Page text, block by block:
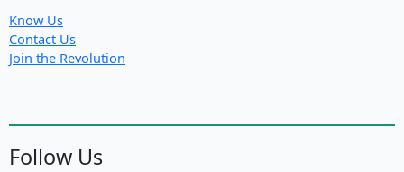
Know Us
Contact Us
Join the Revolution
Follow Us